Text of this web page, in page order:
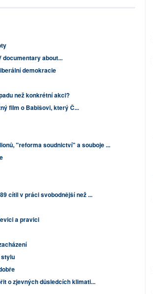
documentary about...
demokracie
než konkrétní akci?
film o Babišovi, který Č...
"reforma soudnictví" a souboje ...
cítil v práci svobodnější než ...
a pravici
stylu
o zjevných důsledcích klimati...